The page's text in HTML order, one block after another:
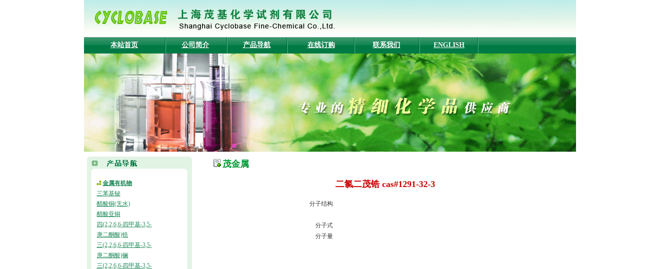
本站首页 公司简介 产品导航 在线订购 联系我们 ENGLISH
金属有机物
三苯基铋
醋酸铜(无水)
醋酸亚铜
四(2,2,6,6-四甲基-3,5-
庚二酮酸)锆
三(2,2,6,6-四甲基-3,5-
庚二酮酸)镧
三(2,2,6,6-四甲基-3,5-
茂金属
二氯二茂锆 cas#1291-32-3
分子结构
分子式
分子量